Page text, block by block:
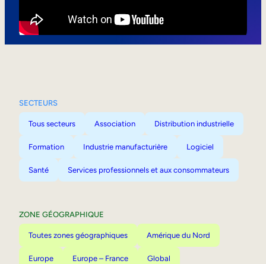
SECTEURS
Tous secteurs Association Distribution industrielle
Formation Industrie manufacturière Logiciel
Santé Services professionnels et aux consommateurs
ZONE GÉOGRAPHIQUE
Toutes zones géographiques Amérique du Nord
Europe Europe – France Global